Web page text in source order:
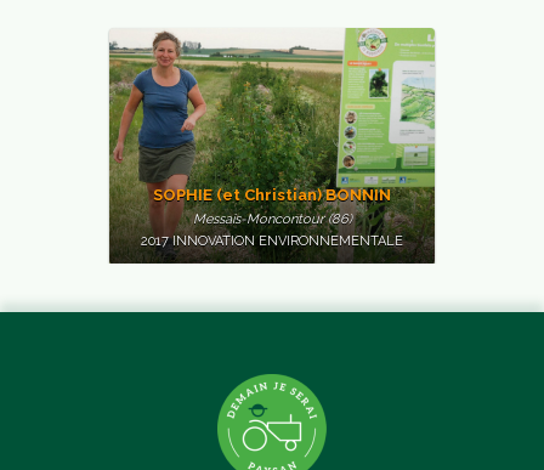
SOPHIE (et Christian) BONNIN
Messais-Moncontour (86)
2017 INNOVATION ENVIRONNEMENTALE
SIMON BRANSARD
Saint-Germain-des-Bois (18)